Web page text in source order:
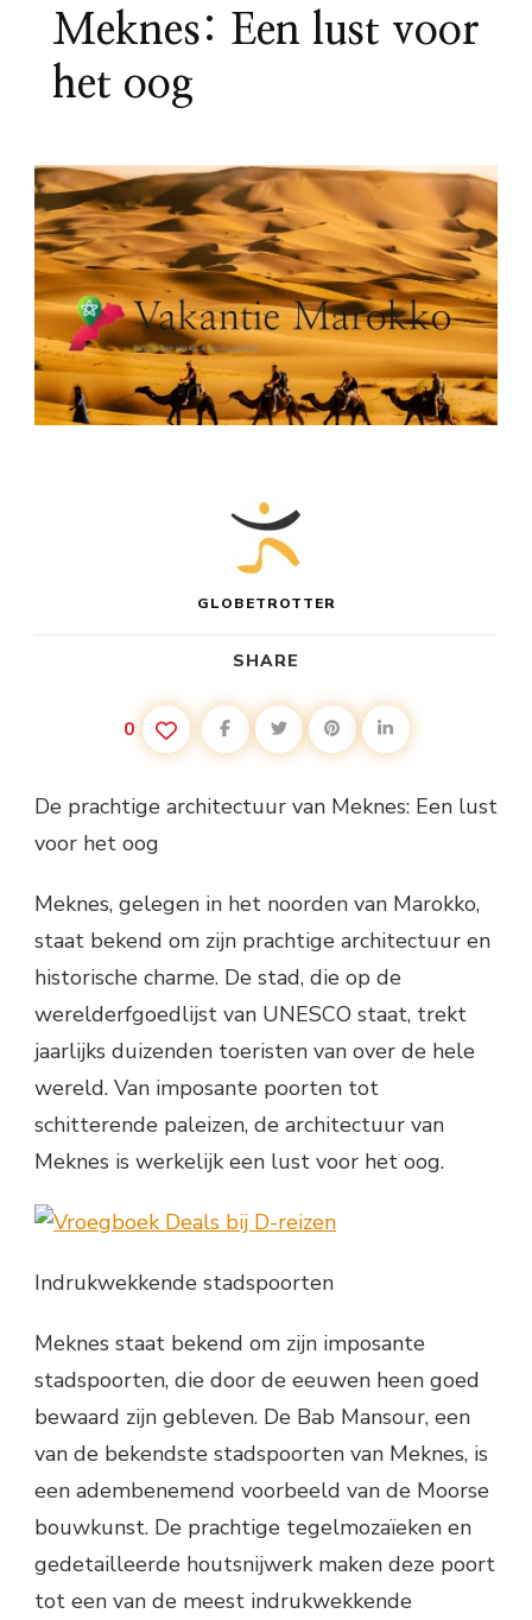
Meknes: Een lust voor
het oog
GLOBETROTTER
SHARE
0
De prachtige architectuur van Meknes: Een lust
voor het oog
Meknes, gelegen in het noorden van Marokko,
staat bekend om zijn prachtige architectuur en
historische charme. De stad, die op de
werelderfgoedlijst van UNESCO staat, trekt
jaarlijks duizenden toeristen van over de hele
wereld. Van imposante poorten tot
schitterende paleizen, de architectuur van
Meknes is werkelijk een lust voor het oog.
Indrukwekkende stadspoorten
Meknes staat bekend om zijn imposante
stadspoorten, die door de eeuwen heen goed
bewaard zijn gebleven. De Bab Mansour, een
van de bekendste stadspoorten van Meknes, is
een adembenemend voorbeeld van de Moorse
bouwkunst. De prachtige tegelmozaïeken en
gedetailleerde houtsnijwerk maken deze poort
tot een van de meest indrukwekkende